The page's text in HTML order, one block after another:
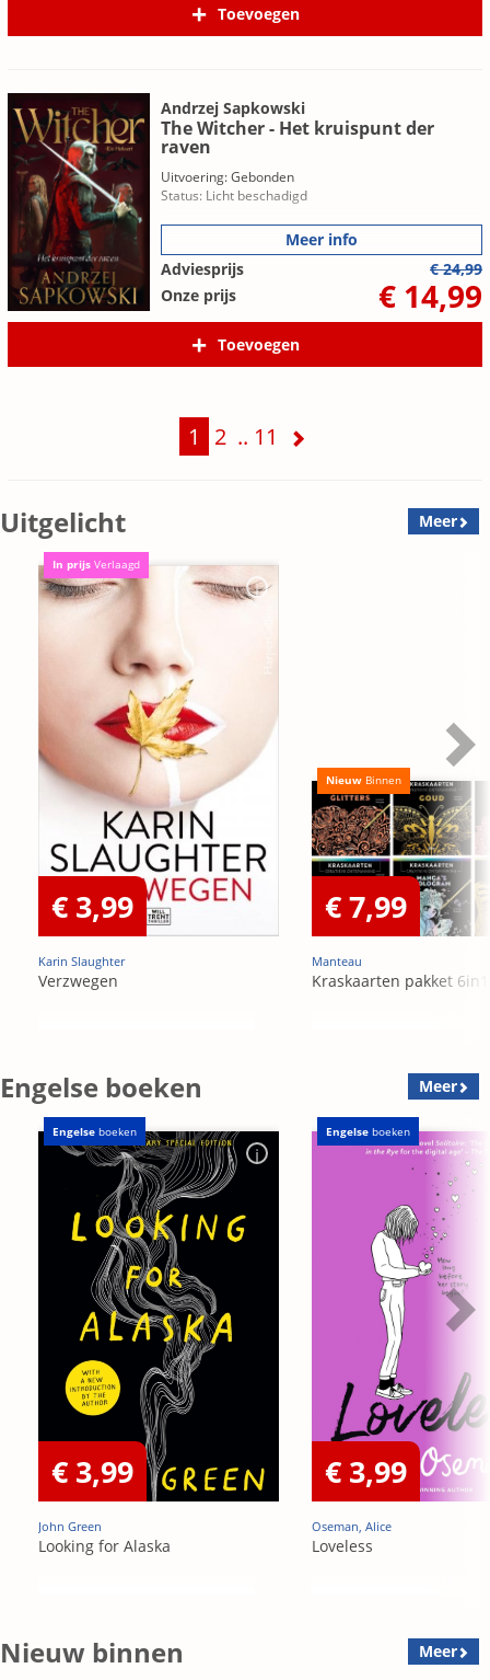
Toevoegen
Andrzej Sapkowski
The Witcher - Het kruispunt der
raven
Uitvoering: Gebonden
Status: Licht beschadigd
Meer info
Adviesprijs
€ 24,99
Onze prijs
€ 14,99
Toevoegen
1 2 .. 11
Uitgelicht Meer
In prijs Verlaagd
€ 3,99
Karin Slaughter
Verzwegen
Nieuw Binnen
€ 7,99
Manteau
Kraskaarten pakket 6in1
Engelse boeken Meer
Engelse boeken
€ 3,99
John Green
Looking for Alaska
Engelse boeken
€ 3,99
Oseman, Alice
Loveless
Nieuw binnen Meer